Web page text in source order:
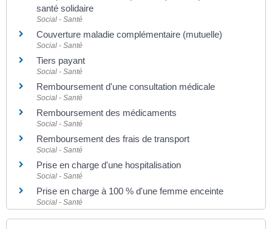
santé solidaire
Social - Santé
Couverture maladie complémentaire (mutuelle)
Social - Santé
Tiers payant
Social - Santé
Remboursement d'une consultation médicale
Social - Santé
Remboursement des médicaments
Social - Santé
Remboursement des frais de transport
Social - Santé
Prise en charge d'une hospitalisation
Social - Santé
Prise en charge à 100 % d'une femme enceinte
Social - Santé